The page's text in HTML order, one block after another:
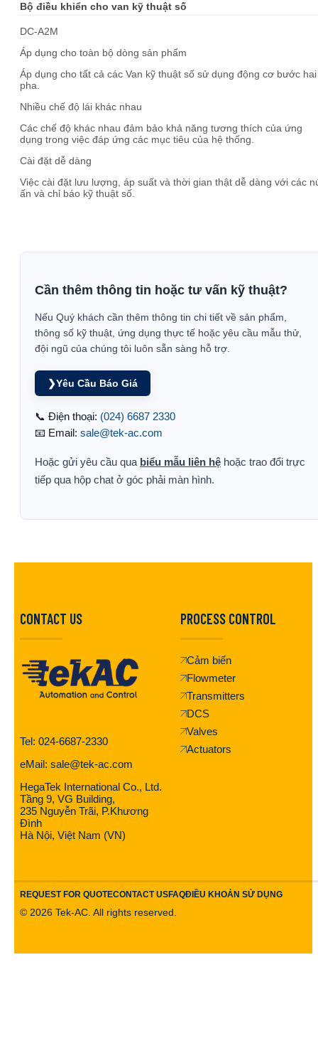
Bộ điều khiển cho van kỹ thuật số
DC-A2M
Áp dụng cho toàn bộ dòng sản phẩm
Áp dụng cho tất cả các Van kỹ thuật số sử dụng động cơ bước hai
pha.
Nhiều chế độ lái khác nhau
Các chế độ khác nhau đảm bảo khả năng tương thích của ứng
dụng trong việc đáp ứng các mục tiêu của hệ thống.
Cài đặt dễ dàng
Việc cài đặt lưu lượng, áp suất và thời gian thật dễ dàng với các
ấn và chỉ báo kỹ thuật số.
Cần thêm thông tin hoặc tư vấn kỹ thuật?
Nếu Quý khách cần thêm thông tin chi tiết về sản phẩm,
thông số kỹ thuật, ứng dụng thực tế hoặc yêu cầu mẫu thử,
đội ngũ của chúng tôi luôn sẵn sàng hỗ trợ.
❯Yêu Cầu Báo Giá
📞 Điện thoại: (024) 6687 2330
📧 Email: sale@tek-ac.com
Hoặc gửi yêu cầu qua biểu mẫu liên hệ hoặc trao đổi trực
tiếp qua hộp chat ở góc phải màn hình.
CONTACT US
Tel: 024-6687-2330
eMail: sale@tek-ac.com
HegaTek International Co., Ltd.
Tầng 9, VG Building,
235 Nguyễn Trãi, P.Khương
Đình
Hà Nội, Việt Nam (VN)
PROCESS CONTROL
Cảm biến
Flowmeter
Transmitters
DCS
Valves
Actuators
REQUEST FOR QUOTECONTACT USFAQĐIỀU KHOẢN SỬ DỤNG
© 2026 Tek-AC. All rights reserved.